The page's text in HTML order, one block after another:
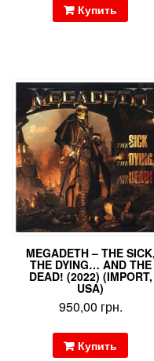
Купить
MEGADETH – THE SICK,
THE DYING… AND THE
DEAD! (2022) (IMPORT,
USA)
950,00 грн.
Купить